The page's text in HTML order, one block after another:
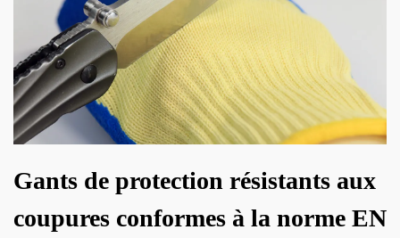
Gants de protection résistants aux
coupures conformes à la norme EN